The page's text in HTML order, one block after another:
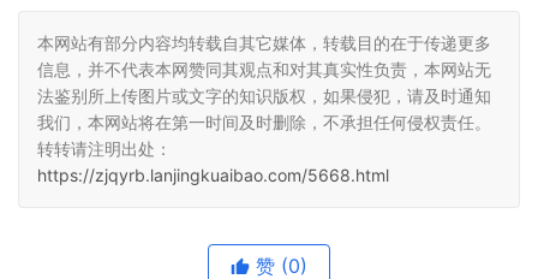
本网站有部分内容均转载自其它媒体，转载目的在于传递更多
信息，并不代表本网赞同其观点和对其真实性负责，本网站无
法鉴别所上传图片或文字的知识版权，如果侵犯，请及时通知
我们，本网站将在第一时间及时删除，不承担任何侵权责任。
转转请注明出处：
https://zjqyrb.lanjingkuaibao.com/5668.html
赞 (0)